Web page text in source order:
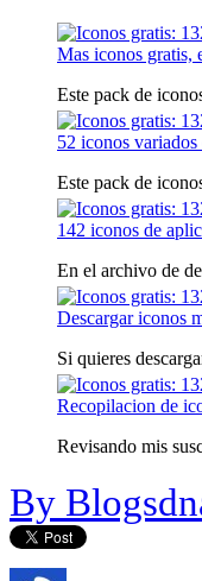
Mas iconos gratis,
Este pack de
52 iconos
Este pack de
142 iconos de
En el archivo de
Descargar iconos
Si quieres
Recopilacion de
Revisando mis
By